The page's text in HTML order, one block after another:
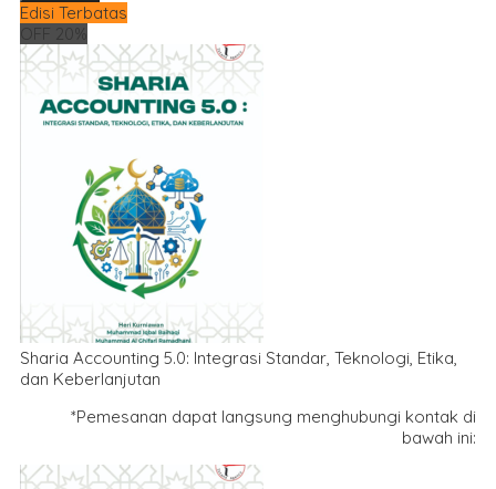
Edisi Terbatas
OFF 20%
Sharia Accounting 5.0: Integrasi Standar, Teknologi, Etika,
dan Keberlanjutan
*Pemesanan dapat langsung menghubungi kontak di
bawah ini: